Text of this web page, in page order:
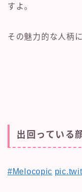
すよ。
その魅力的な人柄
出回っている
#Melocopic